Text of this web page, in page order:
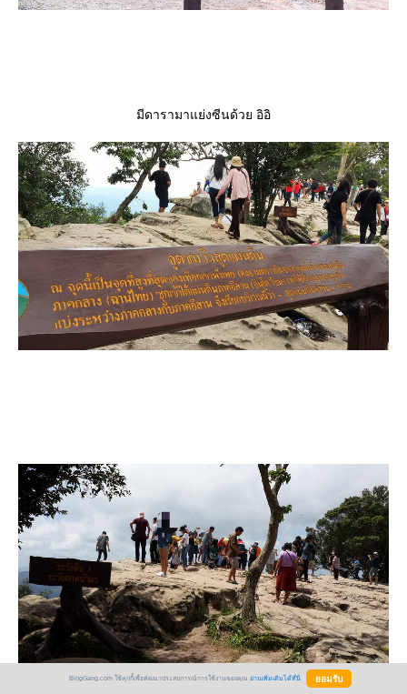
มีดารามาแย่งซีนด้วย อิอิ
BlogGang.com ใช้คุกกี้เพื่อพัฒนาประสบการณ์การใช้งานของคุณ อ่านเพิ่มเติมได้ที่นี่